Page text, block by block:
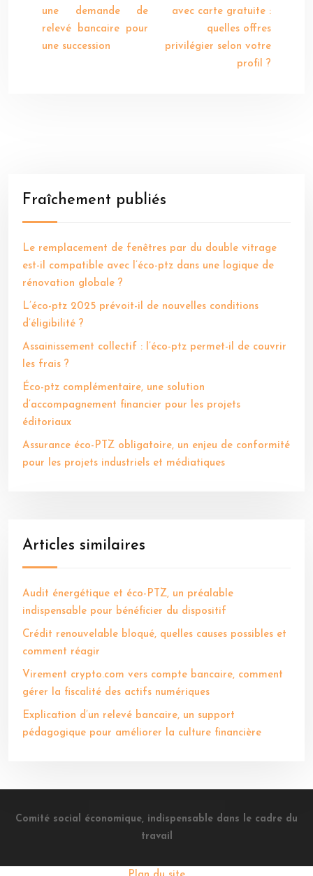
une demande de
relevé bancaire pour
une succession
avec carte gratuite :
quelles offres
privilégier selon votre
profil ?
Fraîchement publiés
Le remplacement de fenêtres par du double vitrage
est-il compatible avec l’éco-ptz dans une logique de
rénovation globale ?
L’éco-ptz 2025 prévoit-il de nouvelles conditions
d’éligibilité ?
Assainissement collectif : l’éco-ptz permet-il de couvrir
les frais ?
Éco-ptz complémentaire, une solution
d’accompagnement financier pour les projets
éditoriaux
Assurance éco-PTZ obligatoire, un enjeu de conformité
pour les projets industriels et médiatiques
Articles similaires
Audit énergétique et éco-PTZ, un préalable
indispensable pour bénéficier du dispositif
Crédit renouvelable bloqué, quelles causes possibles et
comment réagir
Virement crypto.com vers compte bancaire, comment
gérer la fiscalité des actifs numériques
Explication d’un relevé bancaire, un support
pédagogique pour améliorer la culture financière
Comité social économique, indispensable dans le cadre du
travail